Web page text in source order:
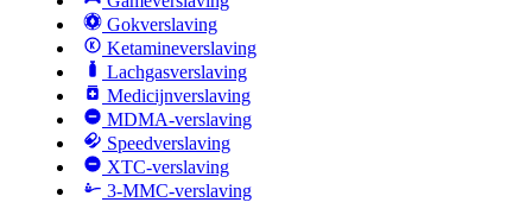
Gokverslaving
Ketamineverslaving
Lachgasverslaving
Medicijnverslaving
MDMA-verslaving
Speedverslaving
XTC-verslaving
3-MMC-verslaving